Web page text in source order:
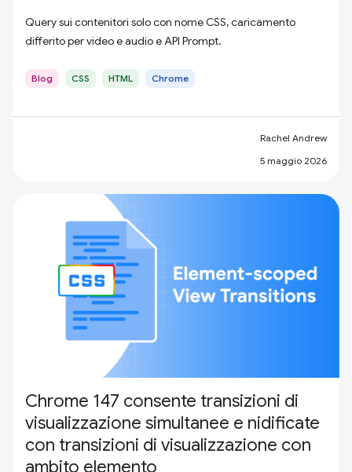
Query sui contenitori solo con nome CSS, caricamento
differito per video e audio e API Prompt.
Blog CSS HTML Chrome
Rachel Andrew
5 maggio 2026
Chrome 147 consente transizioni di
visualizzazione simultanee e nidificate
con transizioni di visualizzazione con
ambito elemento